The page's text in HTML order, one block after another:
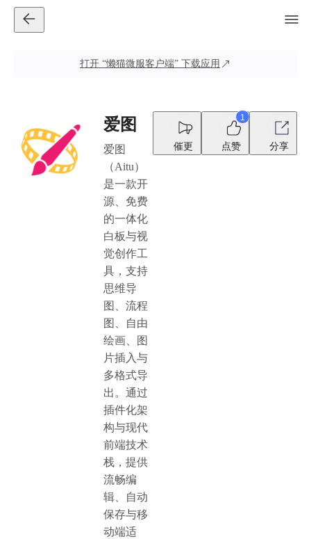
打开 “懒猫微服客户端” 下载应用
爱图
爱图
（Aitu）
是一款开
源、免费
的一体化
白板与视
觉创作工
具，支持
思维导
图、流程
图、自由
绘画、图
片插入与
多格式导
出。通过
插件化架
构与现代
前端技术
栈，提供
流畅编
辑、自动
保存与移
动端适
催更
1
点赞 分享